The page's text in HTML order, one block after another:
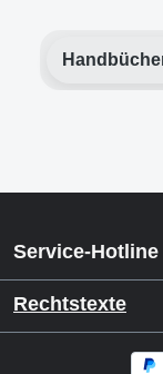
Service-Hotline
Rechtstexte